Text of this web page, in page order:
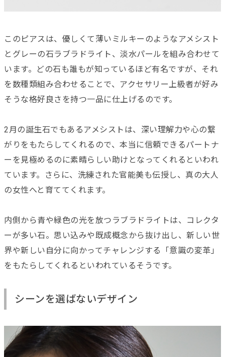
このピアスは、優しくて薄いミルキーのようなアメシスト
とグレーの石ラブラドライト、淡水パールを組み合わせて
います。どの石も誰もが知っているほど有名ですが、それ
を数種類組み合わせることで、アクセサリー上級者が好み
そうな格好良さを持つ一品に仕上げるのです。
2月の誕生石でもあるアメシストは、深い理解力や心の繋
がりをもたらしてくれるので、本当に信頼できるパートナ
ーを見極めるのに素晴らしい助けとなってくれるといわれ
ています。さらに、洗練された官能美も伝授し、真の大人
の女性へと育ててくれます。
内側から青や緑色の光を放つラブラドライトは、コレクタ
ーが多い石。思い込みや既成概念から抜け出し、新しい世
界や新しい自分に向かってチャレンジする「意識の変革」
をもたらしてくれるといわれているそうです。
シーンを選ばないデザイン